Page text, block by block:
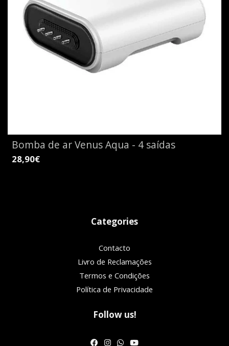
Bomba de ar Venus Aqua - 4 saídas
28,90€
Categories
Contacto
Livro de Reclamações
Termos e Condições
Política de Privacidade
Follow us!